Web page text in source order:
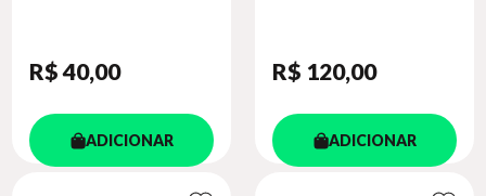
R$ 40,00
ADICIONAR
R$ 120,00
ADICIONAR